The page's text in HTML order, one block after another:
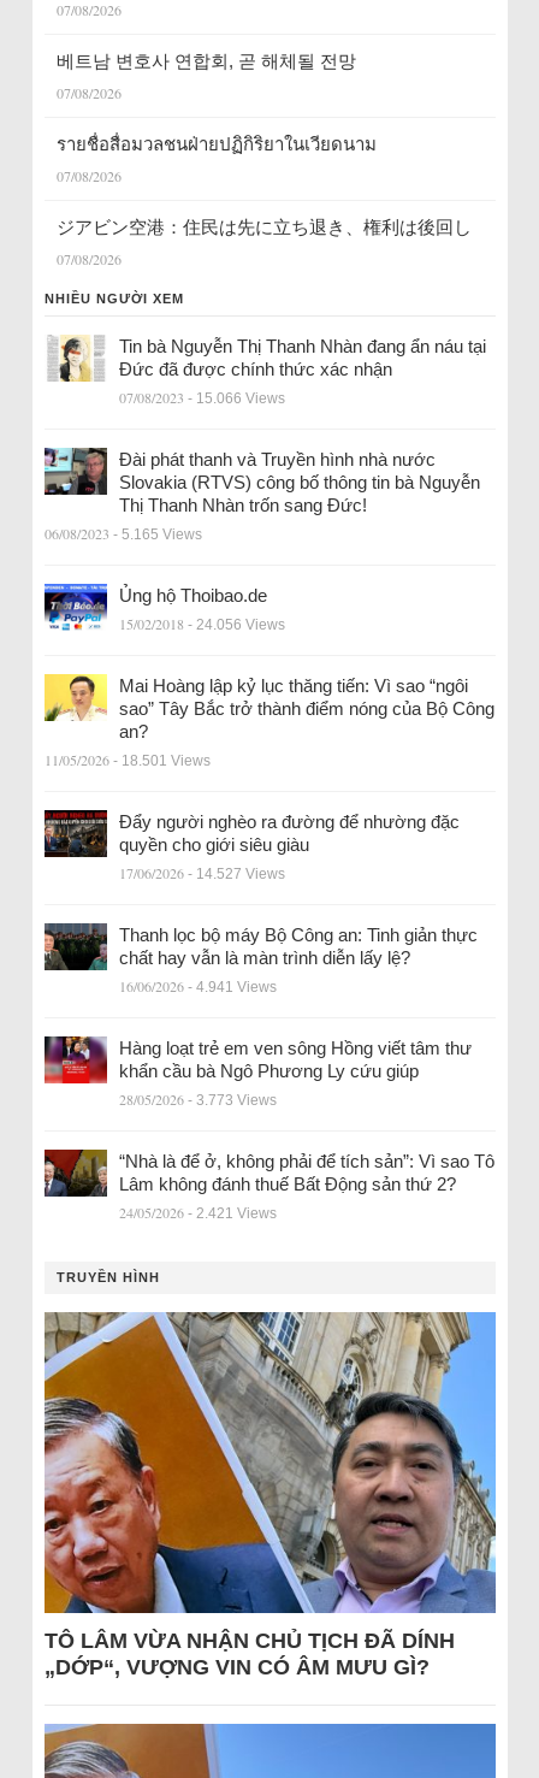
07/08/2026
베트남 변호사 연합회, 곧 해체될 전망
07/08/2026
รายชื่อสื่อมวลชนฝ่ายปฏิกิริยาในเวียดนาม
07/08/2026
ジアビン空港：住民は先に立ち退き、権利は後回し
07/08/2026
NHIỀU NGƯỜI XEM
Tin bà Nguyễn Thị Thanh Nhàn đang ẩn náu tại
Đức đã được chính thức xác nhận
07/08/2023 - 15.066 Views
Đài phát thanh và Truyền hình nhà nước
Slovakia (RTVS) công bố thông tin bà Nguyễn
Thị Thanh Nhàn trốn sang Đức!
06/08/2023 - 5.165 Views
Ủng hộ Thoibao.de
15/02/2018 - 24.056 Views
Mai Hoàng lập kỷ lục thăng tiến: Vì sao “ngôi
sao” Tây Bắc trở thành điểm nóng của Bộ Công
an?
11/05/2026 - 18.501 Views
Đẩy người nghèo ra đường để nhường đặc
quyền cho giới siêu giàu
17/06/2026 - 14.527 Views
Thanh lọc bộ máy Bộ Công an: Tinh giản thực
chất hay vẫn là màn trình diễn lấy lệ?
16/06/2026 - 4.941 Views
Hàng loạt trẻ em ven sông Hồng viết tâm thư
khẩn cầu bà Ngô Phương Ly cứu giúp
28/05/2026 - 3.773 Views
“Nhà là để ở, không phải để tích sản”: Vì sao Tô
Lâm không đánh thuế Bất Động sản thứ 2?
24/05/2026 - 2.421 Views
TRUYỀN HÌNH
TÔ LÂM VỪA NHẬN CHỦ TỊCH ĐÃ DÍNH
„DỚP“, VƯỢNG VIN CÓ ÂM MƯU GÌ?